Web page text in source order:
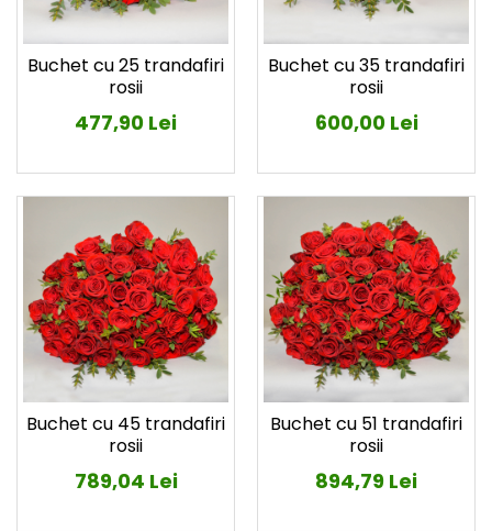
Buchet cu 25 trandafiri
rosii
477,90 Lei
Buchet cu 35 trandafiri
rosii
600,00 Lei
Buchet cu 45 trandafiri
rosii
789,04 Lei
Buchet cu 51 trandafiri
rosii
894,79 Lei